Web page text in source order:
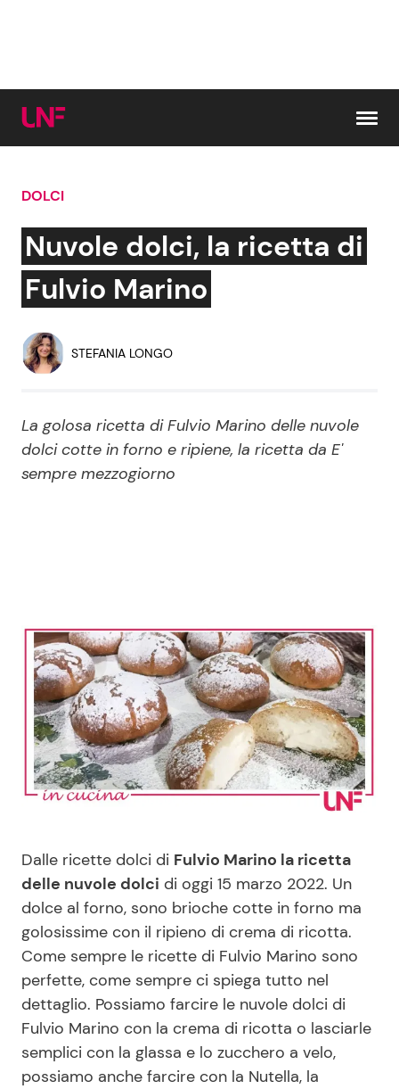
Cerca:
News e Cronaca
Attualità Italiana
Dal Mondo
Economia
Persone Scomparse
Gossip e TV
Bellezze VIP
Fiction e Serie TV
ShowBiz
News Cinema
News Musica
News Spettacolo
Social News
News dal mondo
Casa
Moda e Style
Mondo Mamma
News benessere
Salute
Consigli di Cucina
Dolci
Le Ricette in TV
Primi Piatti
Ricette Facili e Veloci
DOLCI
Nuvole dolci, la ricetta di
Fulvio Marino
STEFANIA LONGO
La golosa ricetta di Fulvio Marino delle nuvole
dolci cotte in forno e ripiene, la ricetta da E'
sempre mezzogiorno
Dalle ricette dolci di Fulvio Marino la ricetta
delle nuvole dolci di oggi 15 marzo 2022. Un
dolce al forno, sono brioche cotte in forno ma
golosissime con il ripieno di crema di ricotta.
Come sempre le ricette di Fulvio Marino sono
perfette, come sempre ci spiega tutto nel
dettaglio. Possiamo farcire le nuvole dolci di
Fulvio Marino con la crema di ricotta o lasciarle
semplici con la glassa e lo zucchero a velo,
possiamo anche farcire con la Nutella, la